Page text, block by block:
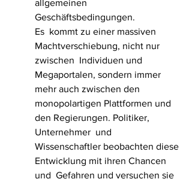
allgemeinen
Geschäftsbedingungen.
Es  kommt zu einer massiven
Machtverschiebung, nicht nur
zwischen  Individuen und
Megaportalen, sondern immer
mehr auch zwischen den
monopolartigen Plattformen und
den Regierungen. Politiker,
Unternehmer  und
Wissenschaftler beobachten diese
Entwicklung mit ihren Chancen
und  Gefahren und versuchen sie